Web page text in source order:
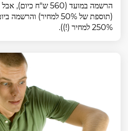
הרשמה במועד (560
(תוספת של 50% למחיר)
250% למחיר (!)).